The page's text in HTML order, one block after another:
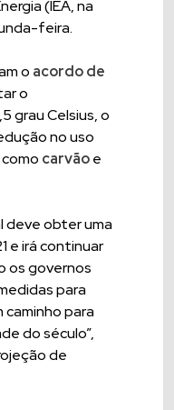
(IEA, na
feira.
o acordo de
o
grau Celsius, o
no uso
carvãoe
deve obter uma
e irá continuar
os governos
para
caminho para
do século”,
de